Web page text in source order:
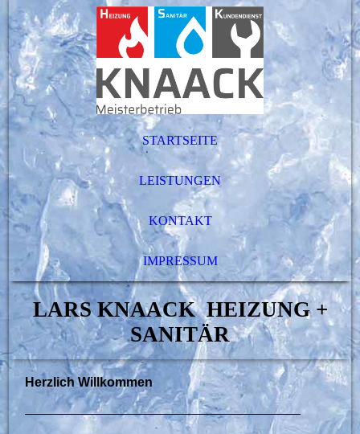
STARTSEITE
LEISTUNGEN
KONTAKT
IMPRESSUM
LARS KNAACK HEIZUNG +
SANITÄR
Herzlich Willkommen